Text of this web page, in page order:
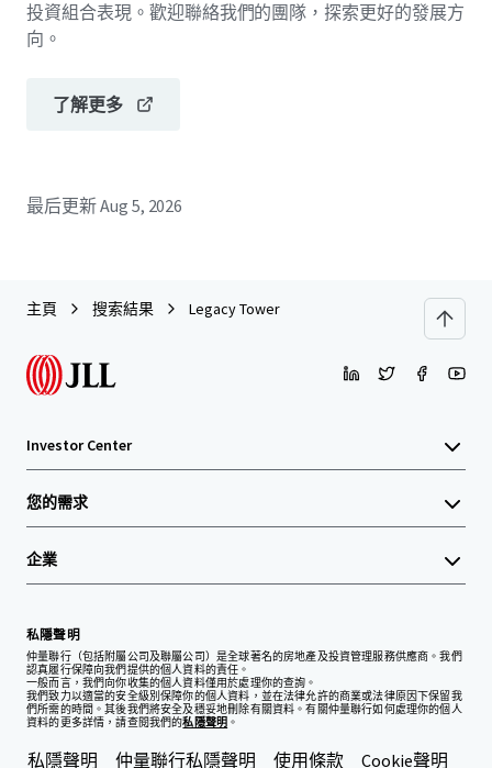
投資組合表現。歡迎聯絡我們的團隊，探索更好的發展方
向。
了解更多
最后更新Aug 5, 2026
主頁 搜索結果 Legacy Tower
Investor Center
您的需求
企業
私隱聲明
仲量聯行（包括附屬公司及聯屬公司）是全球著名的房地產及投資管理服務供應商。我們
認真履行保障向我們提供的個人資料的責任。
一般而言，我們向你收集的個人資料僅用於處理你的查詢。
我們致力以適當的安全級別保障你的個人資料，並在法律允許的商業或法律原因下保留我
們所需的時間。其後我們將安全及穩妥地刪除有關資料。有關仲量聯行如何處理你的個人
資料的更多詳情，請查閱我們的私隱聲明 。
私隱聲明 仲量聯行私隱聲明 使用條款 Cookie聲明